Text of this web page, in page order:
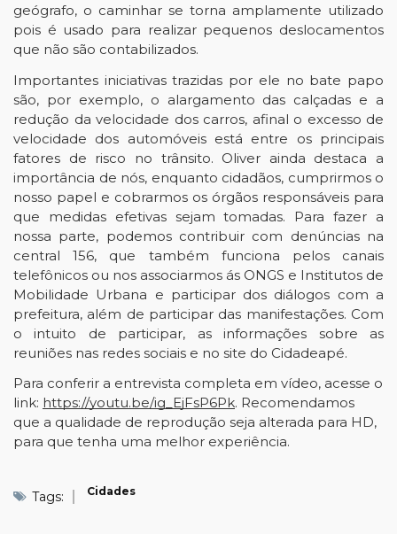
geógrafo, o caminhar se torna amplamente utilizado
pois é usado para realizar pequenos deslocamentos
que não são contabilizados.
Importantes iniciativas trazidas por ele no bate papo
são, por exemplo, o alargamento das calçadas e a
redução da velocidade dos carros, afinal o excesso de
velocidade dos automóveis está entre os principais
fatores de risco no trânsito. Oliver ainda destaca a
importância de nós, enquanto cidadãos, cumprirmos o
nosso papel e cobrarmos os órgãos responsáveis para
que medidas efetivas sejam tomadas. Para fazer a
nossa parte, podemos contribuir com denúncias na
central 156, que também funciona pelos canais
telefônicos ou nos associarmos ás ONGS e Institutos de
Mobilidade Urbana e participar dos diálogos com a
prefeitura, além de participar das manifestações. Com
o intuito de participar, as informações sobre as
reuniões nas redes sociais e no site do Cidadeapé.
Para conferir a entrevista completa em vídeo, acesse o
link: https://youtu.be/ig_EjFsP6Pk. Recomendamos
que a qualidade de reprodução seja alterada para HD,
para que tenha uma melhor experiência.
Tags: Cidades